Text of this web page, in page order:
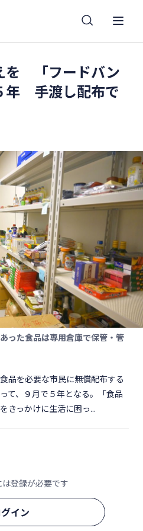
を 「フードバン
年 手渡し配布で
った食品は専用倉庫で保管・管
品を必要な市民に無償配布する
て、９月で５年となる。「食品
きっかけに生活に困っ...
登録が必要です
イン